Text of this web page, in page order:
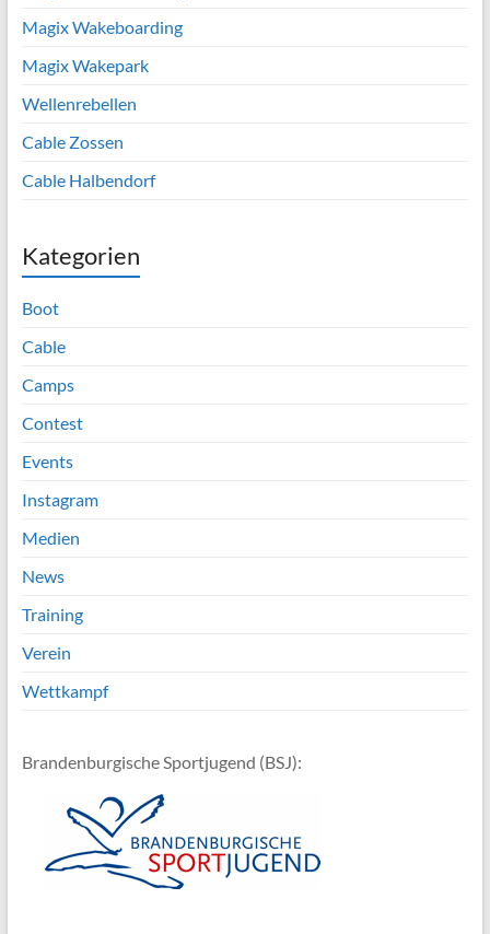
Magix Wakeboarding
Magix Wakepark
Wellenrebellen
Cable Zossen
Cable Halbendorf
Kategorien
Boot
Cable
Camps
Contest
Events
Instagram
Medien
News
Training
Verein
Wettkampf
Brandenburgische Sportjugend (BSJ):